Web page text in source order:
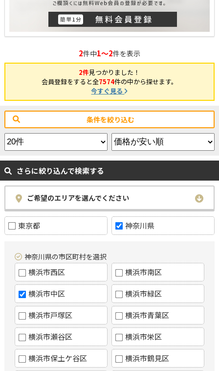
2件中1～2件を表示
2件見つかりました！
会員登録をすると全7574件の中から探せます。
今すぐ見る
条件を絞り込む
さらに絞り込んで検索する
ご希望のエリアを選んでください
東京都 神奈川県
神奈川県の市区町村を選択
横浜市西区 横浜市南区
横浜市中区 横浜市緑区
横浜市戸塚区 横浜市青葉区
横浜市瀬谷区 横浜市栄区
横浜市保土ケ谷区 横浜市鶴見区